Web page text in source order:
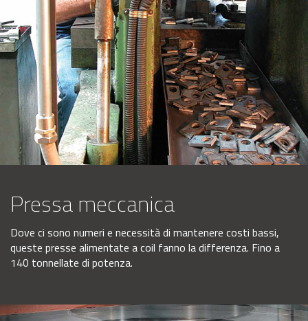
Pressa meccanica
Dove ci sono numeri e necessità di mantenere costi bassi,
queste presse alimentate a coil fanno la differenza. Fino a
140 tonnellate di potenza.